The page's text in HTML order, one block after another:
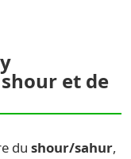
et de
du shour/sahur,